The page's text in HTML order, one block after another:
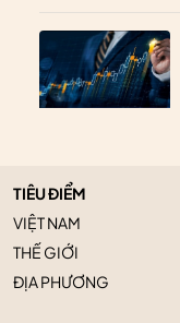
TIÊU ĐIỂM
VIỆT NAM
THẾ GIỚI
ĐỊA PHƯƠNG